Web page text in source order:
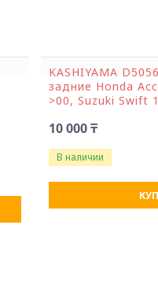
KASHIYAMA
задние Honda
>00, Suzuki Swift
10 000 ₸
В наличии